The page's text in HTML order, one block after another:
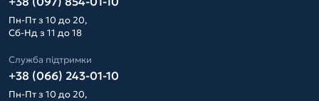
Пн-Пт з 10 до 20,
Сб-Нд з 11 до 18
Служба підтримки
+38 (066) 243-01-10
Пн-Пт з 10 до 20,